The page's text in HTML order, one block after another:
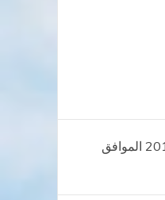
مريم تابوت العهد الجديد: تأمل في قراءات الثلاثاء 19 أغسطس 2014 الموافق